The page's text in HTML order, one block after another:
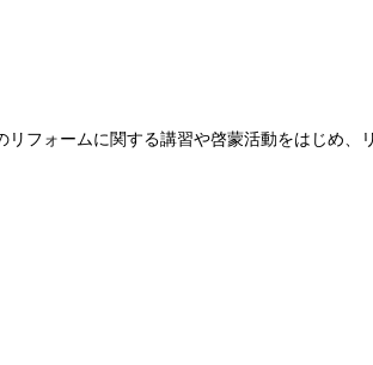
フォームに関する講習や啓蒙活動をはじめ、